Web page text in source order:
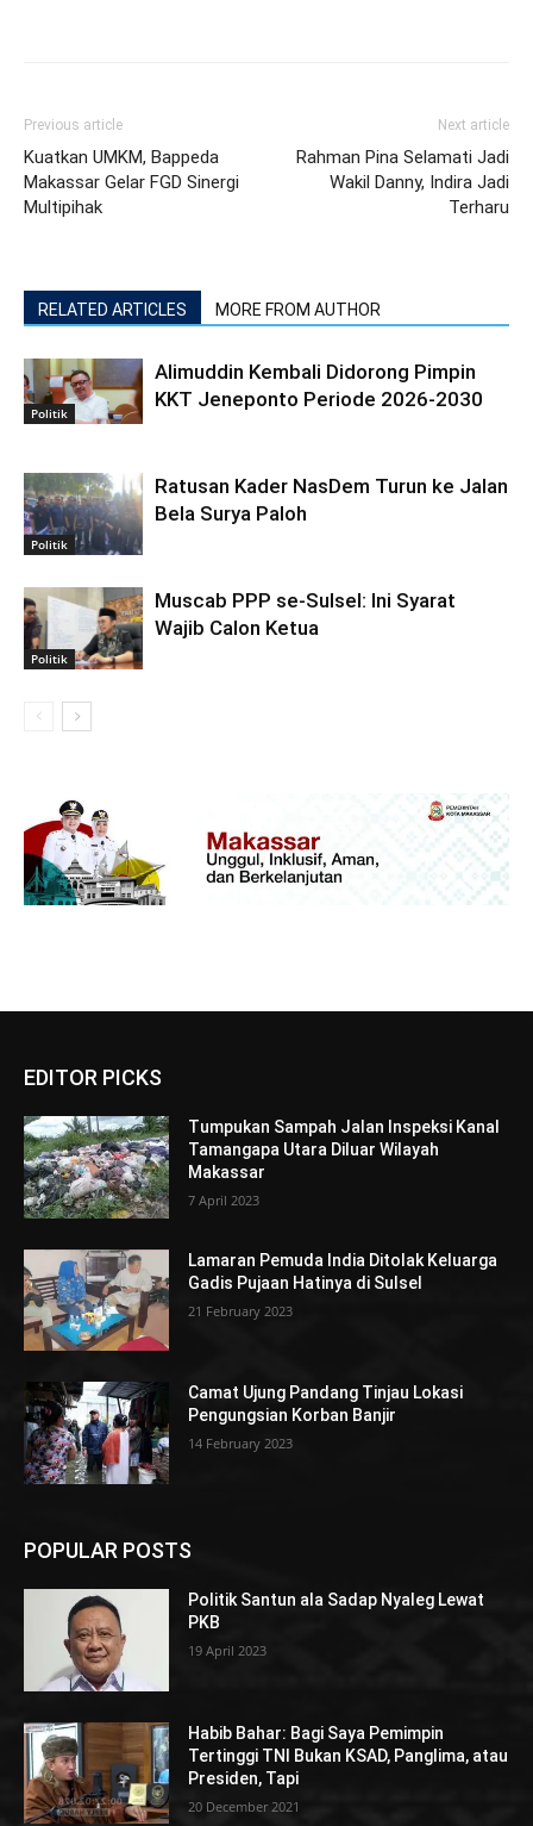
Previous article
Kuatkan UMKM, Bappeda
Makassar Gelar FGD Sinergi
Multipihak
Next article
Rahman Pina Selamati Jadi
Wakil Danny, Indira Jadi
Terharu
RELATED ARTICLES MORE FROM AUTHOR
Politik
Alimuddin Kembali Didorong Pimpin
KKT Jeneponto Periode 2026-2030
Politik
Ratusan Kader NasDem Turun ke Jalan
Bela Surya Paloh
Politik
Muscab PPP se-Sulsel: Ini Syarat
Wajib Calon Ketua
EDITOR PICKS
Tumpukan Sampah Jalan Inspeksi Kanal
Tamangapa Utara Diluar Wilayah
Makassar
7 April 2023
Lamaran Pemuda India Ditolak Keluarga
Gadis Pujaan Hatinya di Sulsel
21 February 2023
Camat Ujung Pandang Tinjau Lokasi
Pengungsian Korban Banjir
14 February 2023
POPULAR POSTS
Politik Santun ala Sadap Nyaleg Lewat
PKB
19 April 2023
Habib Bahar: Bagi Saya Pemimpin
Tertinggi TNI Bukan KSAD, Panglima, atau
Presiden, Tapi
20 December 2021